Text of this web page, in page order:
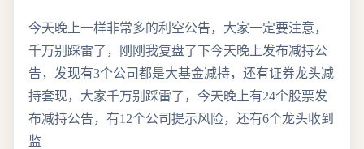
今天晚上一样非常多的利空公告，大家一定要注意，
千万别踩雷了，刚刚我复盘了下今天晚上发布减持公
告，发现有3个公司都是大基金减持，还有证券龙头减
持套现，大家千万别踩雷了，今天晚上有24个股票发
布减持公告，有12个公司提示风险，还有6个龙头收到
监